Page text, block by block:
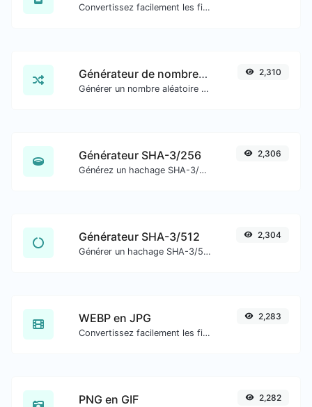
Convertissez facilement les fichiers image BMP en PNG.
Générateur de nombres aléatoires
Générer un nombre aléatoire entre une plage donnée.
2,310
Générateur SHA-3/256
Générez un hachage SHA-3/256 pour toute entrée de chaîne.
2,306
Générateur SHA-3/512
Générer un hachage SHA-3/512 pour toute entrée de chaîne.
2,304
WEBP en JPG
Convertissez facilement les fichiers image WEBP en JPG.
2,283
PNG en GIF 2,282